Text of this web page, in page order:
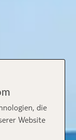
die
Website